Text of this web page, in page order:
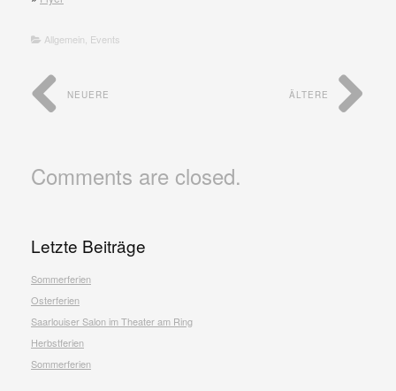
Allgemein Events
ÄLTERE
NEUERE
Comments are closed.
Letzte Beiträge
Sommerferien
Osterferien
Saarlouiser Salon im Theater am Ring
Herbstferien
Sommerferien